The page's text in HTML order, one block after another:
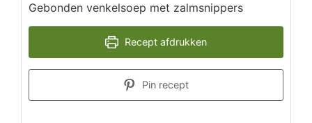
Gebonden venkelsoep met zalmsnippers
Recept afdrukken
Pin recept